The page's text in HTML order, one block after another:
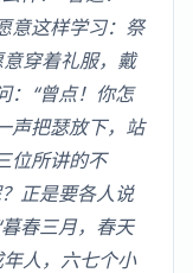
意这样学习：祭
穿着礼服，戴
：“曾点！你怎
声把瑟放下，站
位所讲的不
正是要各人说
春三月，春天
人，六七个小